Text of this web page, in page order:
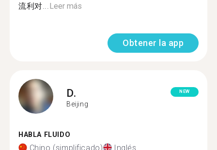
流利对...Leer más
Obtener la app
D.
Beijing
NEW
HABLA FLUIDO
Chino (simplificado) Inglés